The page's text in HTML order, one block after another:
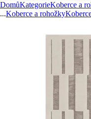
DomůKategorieKoberce a
...Koberce a rohožky